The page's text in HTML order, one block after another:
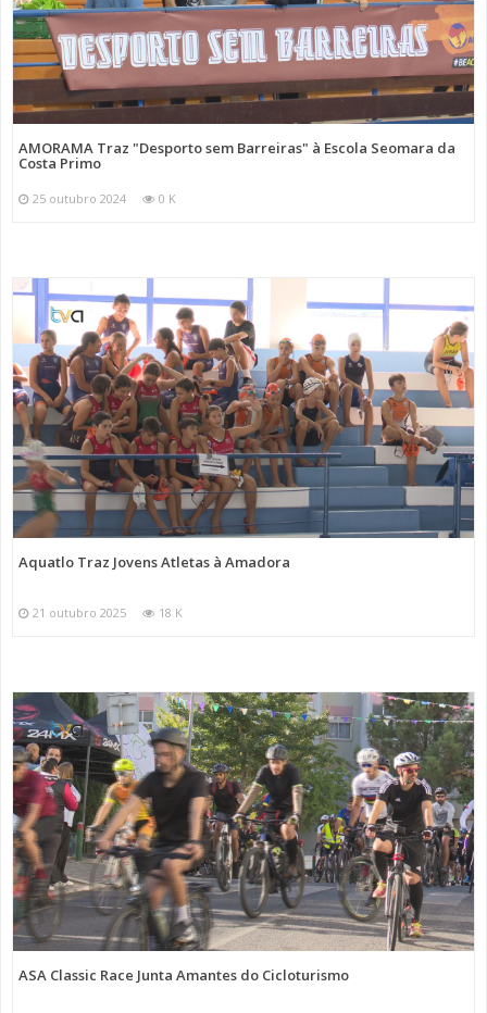
AMORAMA Traz "Desporto sem Barreiras" à Escola Seomara da
Costa Primo
25 outubro 2024 0 K
Aquatlo Traz Jovens Atletas à Amadora
21 outubro 2025 18 K
ASA Classic Race Junta Amantes do Cicloturismo